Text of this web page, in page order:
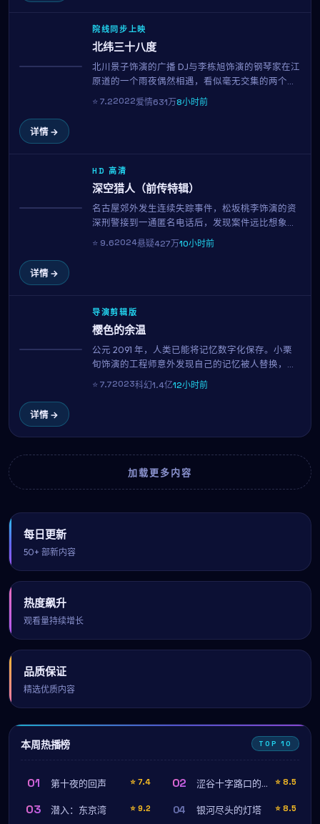
院线同步上映
北纬三十八度
北川景子饰演的广播 DJ与李栋旭饰演的钢琴家在江
原道的一个雨夜偶然相遇，看似毫无交集的两个
人，因为一封被错送的信、一首循环播放的旧歌、
或是一只走失的猫，开始走进彼此的日常。这部由
⭐7.22022爱情631万8小时前
详情 →
HD 高清
深空猎人（前传特辑）
名古屋郊外发生连续失踪事件，松坂桃李饰演的资
深刑警接到一通匿名电话后，发现案件远比想象中
复杂。松本润饰演的目击者似乎在隐瞒什么，而每
一条线索都将他们带向一个被尘封多年的秘密。李
⭐ 9.62024悬疑427万10小时前
详情 →
导演剪辑版
樱色的余温
公元 2091 年，人类已能将记忆数字化保存。小栗
旬饰演的工程师意外发现自己的记忆被人替换，为
了找回真相，他与裴秀智一同潜入禁区数据库。朴
赞郁用扎实的世界观与一流的视觉特效，构筑了一
⭐7.72023科幻1.4亿12小时前
详情 →
加载更多内容
每日更新
50+ 部新内容
热度飙升
观看量持续增长
品质保证
精选优质内容
本周热播榜 TOP 10
01 第十夜的回声 ⭐ 7.4 02 涩谷十字路口的雨 ⭐ 8.5
03 潜入：东京湾 ⭐ 9.2 04 银河尽头的灯塔 ⭐ 8.5